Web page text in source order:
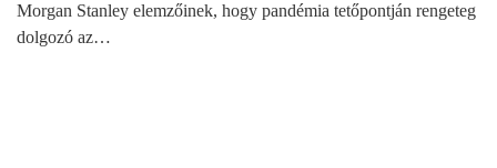
Morgan Stanley elemzőinek, hogy pandémia tetőpontján rengeteg
dolgozó az…